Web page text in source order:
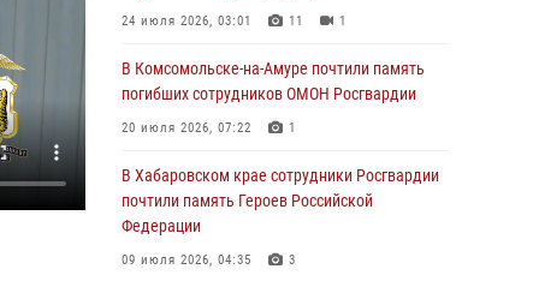
оказали помощь женщине, потерявшей
сознание во время массового мероприятия
29 июля 2026, 23:24 2
В Хабаровске продолжается акция
«Каникулы с Росгвардией»
29 июля 2026, 02:51
24 июля 2026, 03:01 11 1
В Комсомольске-на-Амуре почтили память
погибших сотрудников ОМОН Росгвардии
20 июля 2026, 07:22 1
В Хабаровском крае сотрудники Росгвардии
почтили память Героев Российской
Федерации
09 июля 2026, 04:35 3